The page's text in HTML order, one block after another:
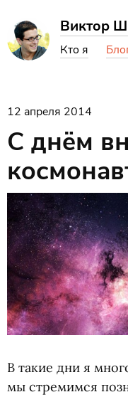
Виктор
Кто я
12 апреля 2014
С днём
В такие дни я
мы стремимся